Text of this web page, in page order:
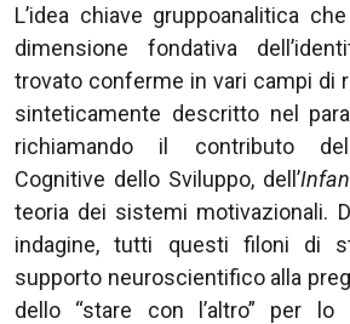
L’idea chiave gruppoanalitica
dimensione fondativa
trovato conferme in vari campi di
sinteticamente descritto nel
richiamando il contributo
Cognitive dello Sviluppo, dell’
teoria dei sistemi motivazionali.
indagine, tutti questi filoni di
supporto neuroscientifico alla
dello “stare con l’altro” per